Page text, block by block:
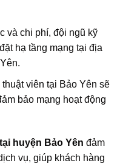
và chi phí, đội ngũ kỹ
hạ tầng mạng tại địa
viên tại Bảo Yên sẽ
bảo mạng hoạt động
huyện Bảo Yên đảm
vụ, giúp khách hàng